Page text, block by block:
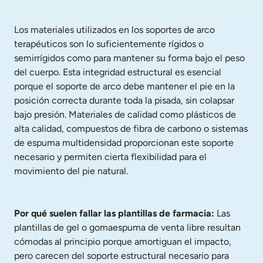
Los materiales utilizados en los soportes de arco
terapéuticos son lo suficientemente rígidos o
semirrígidos como para mantener su forma bajo el peso
del cuerpo. Esta integridad estructural es esencial
porque el soporte de arco debe mantener el pie en la
posición correcta durante toda la pisada, sin colapsar
bajo presión. Materiales de calidad como plásticos de
alta calidad, compuestos de fibra de carbono o sistemas
de espuma multidensidad proporcionan este soporte
necesario y permiten cierta flexibilidad para el
movimiento del pie natural.
Por qué suelen fallar las plantillas de farmacia: Las
plantillas de gel o gomaespuma de venta libre resultan
cómodas al principio porque amortiguan el impacto,
pero carecen del soporte estructural necesario para